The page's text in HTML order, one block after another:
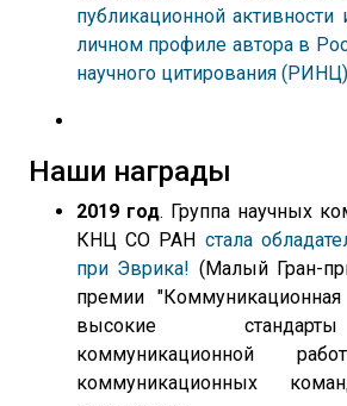
публикационной активности
личном профиле автора в
научного цитирования
Наши награды
2019 год. Группа научных
КНЦ СО РАН стала
при Эврика! (Малый Гран-
премии
высокие
коммуникационной
коммуникационных